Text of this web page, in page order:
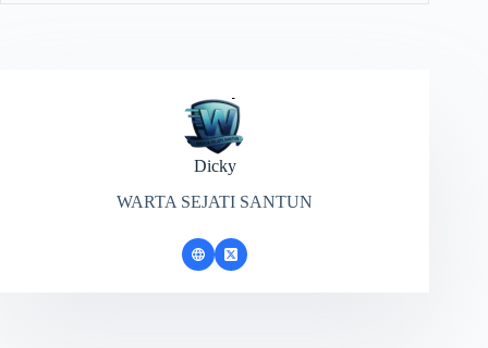
Dicky
WARTA SEJATI SANTUN